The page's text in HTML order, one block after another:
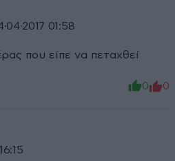
01:58
που είπε να πεταχθεί
0 0